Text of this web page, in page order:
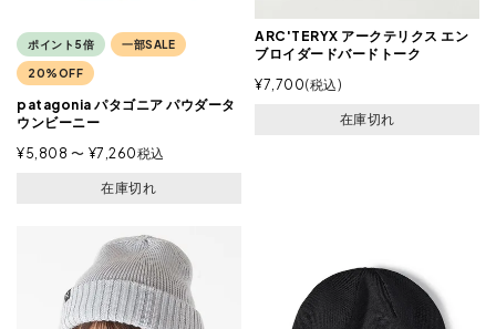
ポイント5倍 一部SALE
20%OFF
patagonia パタゴニア パウダータ
ウンビーニー
¥5,808 〜 ¥7,260税込
在庫切れ
ARC'TERYX アークテリクス エン
ブロイダードバードトーク
¥7,700 税込
在庫切れ